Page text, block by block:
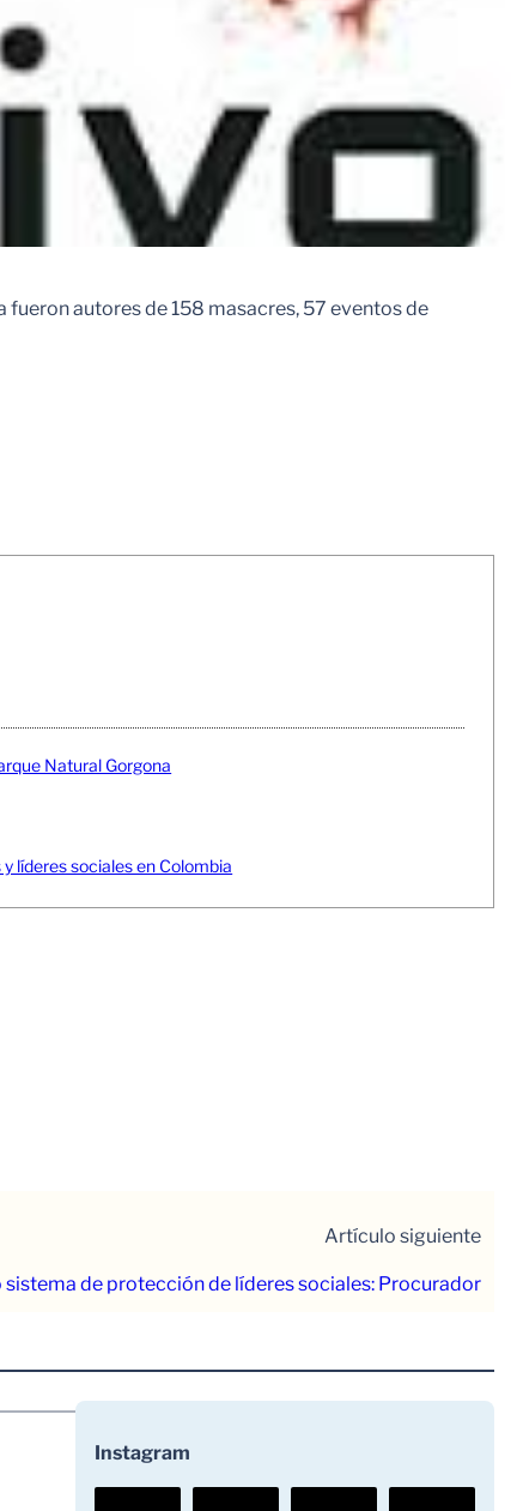
autores de 158 masacres, 57 eventos de
Natural Gorgona
líderes sociales en Colombia
Artículo siguiente
sistema de protección de líderes sociales: Procurador
Instagram